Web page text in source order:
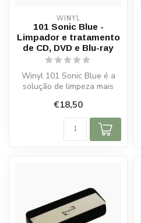
WINYL
101 Sonic Blue -
Limpador e tratamento
de CD, DVD e Blu-ray
Winyl 101 Sonic Blue é a
solução de limpeza mais
for...
€18,50